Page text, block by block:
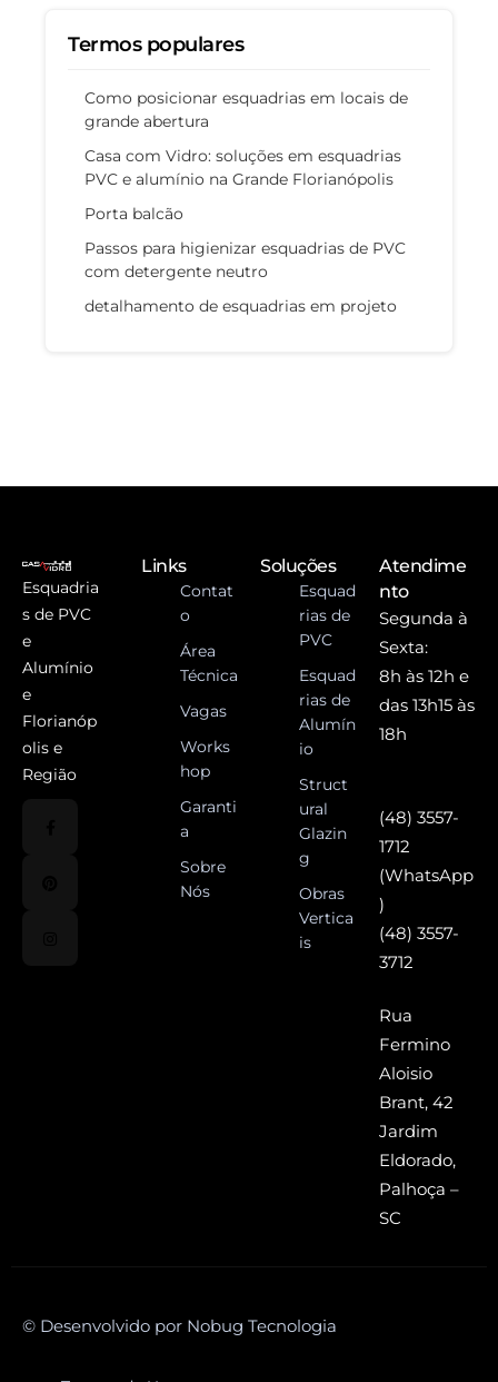
Termos populares
Como posicionar esquadrias em locais de
grande abertura
Casa com Vidro: soluções em esquadrias
PVC e alumínio na Grande Florianópolis
Porta balcão
Passos para higienizar esquadrias de PVC
com detergente neutro
detalhamento de esquadrias em projeto
Esquadria
s de PVC
e
Alumínio
e
Florianóp
olis e
Região
Links
Contat
o
Área
Técnica
Vagas
Works
hop
Garanti
a
Sobre
Nós
Soluções
Esquad
rias de
PVC
Esquad
rias de
Alumín
io
Struct
ural
Glazin
g
Obras
Vertica
is
Atendime
nto
Segunda à
Sexta:
8h às 12h e
das 13h15 às
18h
(48) 3557-
1712
(WhatsApp
)
(48) 3557-
3712
Rua
Fermino
Aloisio
Brant, 42
Jardim
Eldorado,
Palhoça –
SC
© Desenvolvido por Nobug Tecnologia